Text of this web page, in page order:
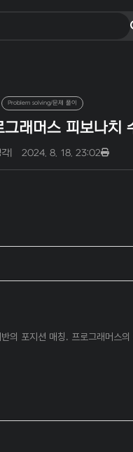
Problem solving/문제 풀이
래머스 피보나치
| 2024. 8. 18. 23:02
의 포지션 매칭. 프로그래머스